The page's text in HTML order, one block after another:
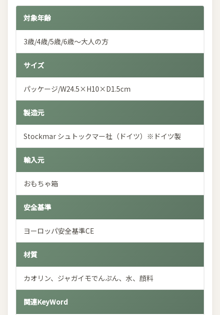
対象年齢
3歳/4歳/5歳/6歳～大人の方
サイズ
パッケージ/W24.5×H10×D1.5cm
製造元
Stockmar シュトックマー社（ドイツ）※ドイツ製
輸入元
おもちゃ箱
安全基準
ヨーロッパ安全基準CE
材質
カオリン、ジャガイモでんぷん、水、顔料
関連KeyWord